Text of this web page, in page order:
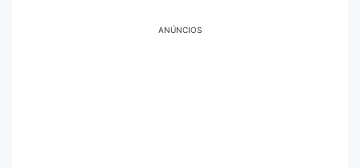
ANÚNCIOS